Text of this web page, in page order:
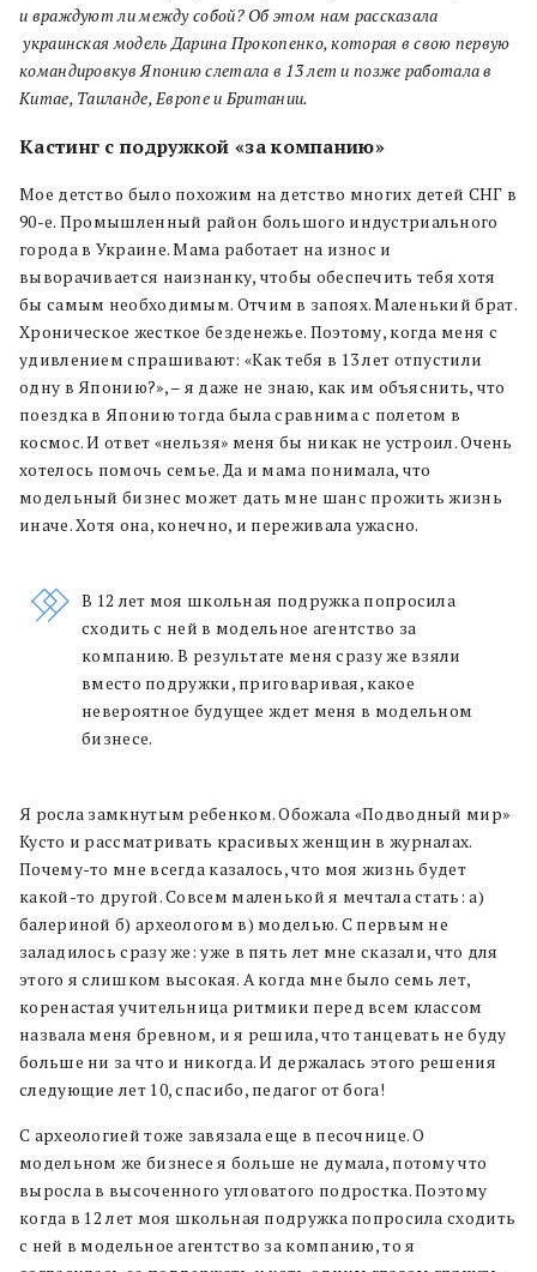
и враждуют ли между собой? Об этом нам рассказала
украинская модель Дарина Прокопенко, которая в свою первую
командировкув Японию слетала в 13 лет и позже работала в
Китае, Таиланде, Европе и Британии.
Кастинг с подружкой «за компанию»
Мое детство было похожим на детство многих детей СНГ в
90-е. Промышленный район большого индустриального
города в Украине. Мама работает на износ и
выворачивается наизнанку, чтобы обеспечить тебя хотя
бы самым необходимым. Отчим в запоях. Маленький брат.
Хроническое жесткое безденежье. Поэтому, когда меня с
удивлением спрашивают: «Как тебя в 13 лет отпустили
одну в Японию?», – я даже не знаю, как им объяснить, что
поездка в Японию тогда была сравнима с полетом в
космос. И ответ «нельзя» меня бы никак не устроил. Очень
хотелось помочь семье. Да и мама понимала, что
модельный бизнес может дать мне шанс прожить жизнь
иначе. Хотя она, конечно, и переживала ужасно.
В 12 лет моя школьная подружка попросила
сходить с ней в модельное агентство за
компанию. В результате меня сразу же взяли
вместо подружки, приговаривая, какое
невероятное будущее ждет меня в модельном
бизнесе.
Я росла замкнутым ребенком. Обожала «Подводный мир»
Кусто и рассматривать красивых женщин в журналах.
Почему-то мне всегда казалось, что моя жизнь будет
какой-то другой. Совсем маленькой я мечтала стать: а)
балериной б) археологом в) моделью. С первым не
заладилось сразу же: уже в пять лет мне сказали, что для
этого я слишком высокая. А когда мне было семь лет,
коренастая учительница ритмики перед всем классом
назвала меня бревном, и я решила, что танцевать не буду
больше ни за что и никогда. И держалась этого решения
следующие лет 10, спасибо, педагог от бога!
С археологией тоже завязала еще в песочнице. О
модельном же бизнесе я больше не думала, потому что
выросла в высоченного угловатого подростка. Поэтому
когда в 12 лет моя школьная подружка попросила сходить
с ней в модельное агентство за компанию, то я